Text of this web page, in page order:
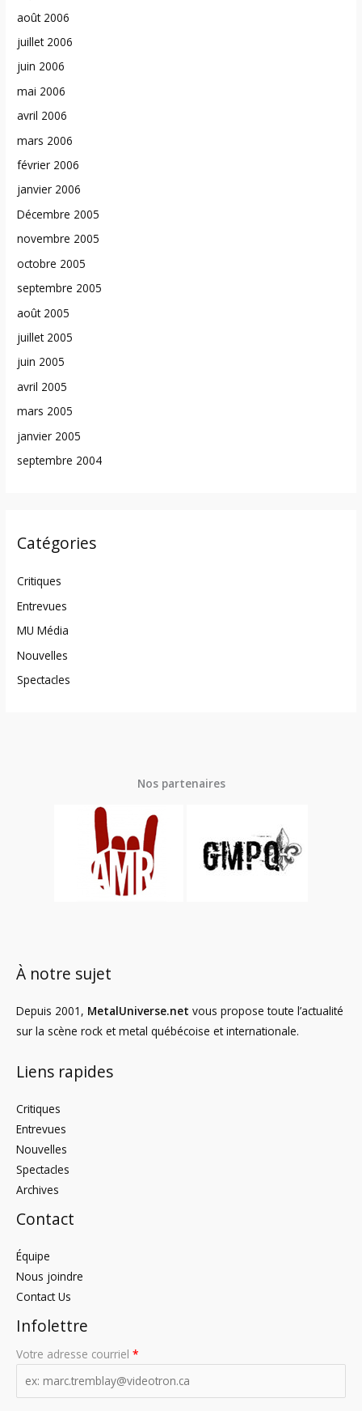
août 2006
juillet 2006
juin 2006
mai 2006
avril 2006
mars 2006
février 2006
janvier 2006
Décembre 2005
novembre 2005
octobre 2005
septembre 2005
août 2005
juillet 2005
juin 2005
avril 2005
mars 2005
janvier 2005
septembre 2004
Catégories
Critiques
Entrevues
MU Média
Nouvelles
Spectacles
Nos partenaires
À notre sujet
Depuis 2001, MetalUniverse.net vous propose toute l’actualité
sur la scène rock et metal québécoise et internationale.
Liens rapides
Critiques
Entrevues
Nouvelles
Spectacles
Archives
Contact
Équipe
Nous joindre
Contact Us
Infolettre
Votre adresse courriel *